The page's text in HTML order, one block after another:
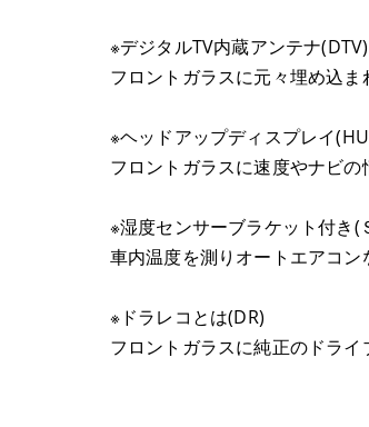
※デジタルTV内蔵アンテナ
フロントガラスに元々埋め込
※ヘッドアップディスプレイ
フロントガラスに速度やナビ
※湿度センサーブラケット付き(
車内温度を測りオートエアコン
※ドラレコとは(DR)
フロントガラスに純正のドラ